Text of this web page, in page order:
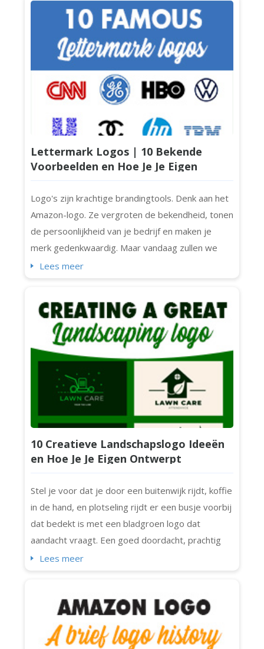
slogan nodig. Soms maakt een tagline de
boodschap alleen maar verwarrend of drukt het
het ontwerp samen. Als je een mer...
Lettermark Logos | 10 Bekende
Voorbeelden en Hoe Je Je Eigen
Ontwerpt Voor Jouw Bedrijf
Logo's zijn krachtige brandingtools. Denk aan het
Amazon-logo. Ze vergroten de bekendheid, tonen
de persoonlijkheid van je bedrijf en maken je
merk gedenkwaardig. Maar vandaag zullen we
ons richten op de tijdloze, schone en beknopte
Chanel, IBM en NASA). Laten we beginnen. Wat Is
een Lettermark Logo? Laten we eerst de basis
be...
Lees meer
10 Creatieve Landschapslogo Ideeën
en Hoe Je Je Eigen Ontwerpt
Stel je voor dat je door een buitenwijk rijdt, koffie
in de hand, en plotseling rijdt er een busje voorbij
dat bedekt is met een bladgroen logo dat
aandacht vraagt. Een goed doordacht, prachtig
vormgegeven landscaping logo kan een echte
de buurt. Het maakt niet uit of je een tuinexpert
bent of een volledig team va...
Lees meer